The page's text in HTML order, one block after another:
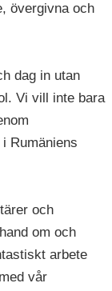
övergivna och
dag in utan
Vi vill inte bara
Rumäniens
och
om och
arbete
vår